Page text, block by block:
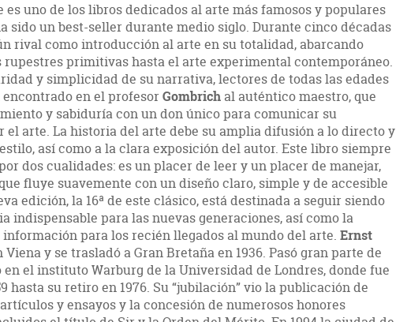
uno de los libros dedicados al arte más famosos y populares
sido un best-seller durante medio siglo. Durante cinco décadas
rival como introducción al arte en su totalidad, abarcando
rupestres primitivas hasta el arte experimental contemporáneo.
y simplicidad de su narrativa, lectores de todas las edades
en el profesor Gombrich al auténtico maestro, que
y sabiduría con un don único para comunicar su
el arte. La historia del arte debe su amplia difusión a lo directo y
así como a la clara exposición del autor. Este libro siempre
dos cualidades: es un placer de leer y un placer de manejar,
fluye suavemente con un diseño claro, simple y de accesible
edición, la 16ª de este clásico, está destinada a seguir siendo
indispensable para las nuevas generaciones, así como la
para los recién llegados al mundo del arte. Ernst
Viena y se trasladó a Gran Bretaña en 1936. Pasó gran parte de
en el instituto Warburg de la Universidad de Londres, donde fue
hasta su retiro en 1976. Su “jubilación” vio la publicación de
y ensayos y la concesión de numerosos honores